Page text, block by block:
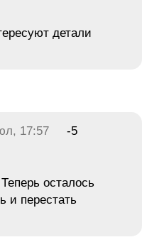
детали
17:57
-5
осталось
и перестать